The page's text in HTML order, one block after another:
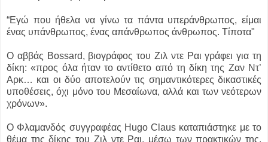
“Εγώ που ήθελα να γίνω τα πάντα υπεράνθρωπος, είμαι
ένας υπάνθρωπος, ένας απάνθρωπος άνθρωπος. Τίποτα"
Ο αββάς Bossard, βιογράφος του Ζιλ ντε Ραι γράφει για τη
δίκη: «προς όλα ήταν το αντίθετο από τη δίκη της Ζαν Ντ’
Αρκ… και οι δύο αποτελούν τις σημαντικότερες δικαστικές
υποθέσεις, όχι μόνο του Μεσαίωνα, αλλά και των νεότερων
χρόνων».
Ο Φλαμανδός συγγραφέας Hugo Claus καταπιάστηκε με το
θέμα της δίκης του Ζιλ ντε Ραι, μέσω των πρακτικών της,